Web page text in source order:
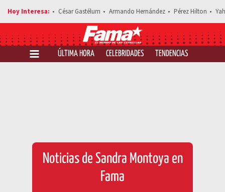
César Gastélum Armando Hernández Pérez Hilton
ÚLTIMA HORA CELEBRIDADES TENDENCIAS
Noticias de Sandra Montoya en
Fama